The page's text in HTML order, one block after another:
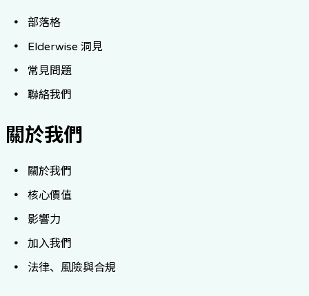
部落格
Elderwise 洞見
常見問題
聯絡我們
關於我們
關於我們
核心價值
影響力
加入我們
法律、風險與合規